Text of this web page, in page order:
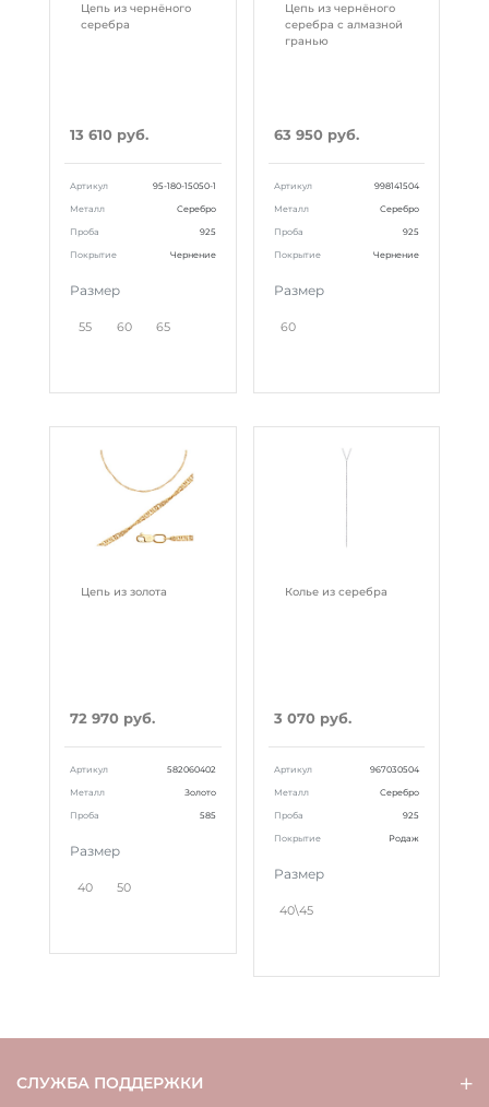
Цепь из чернёного
серебра
13 610 руб.
Артикул 95-180-15050-1
Металл Серебро
Проба 925
Покрытие Чернение
Размер
55 60 65
Цепь из чернёного
серебра с алмазной
гранью
63 950 руб.
Артикул 998141504
Металл Серебро
Проба 925
Покрытие Чернение
Размер
60
Цепь из золота
72 970 руб.
Артикул 582060402
Металл Золото
Проба 585
Размер
40 50
Колье из серебра
3 070 руб.
Артикул 967030504
Металл Серебро
Проба 925
Покрытие Родаж
Размер
40\45
СЛУЖБА ПОДДЕРЖКИ